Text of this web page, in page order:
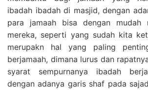
ibadah ibadah di masjid, dengan
para jamaah bisa dengan mudah
mereka, seperti yang sudah kita
merupakn hal yang paling
berjamaah, dimana lurus dan
syarat sempurnanya ibadah
dengan adanya garis shaf pada